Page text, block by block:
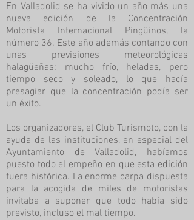
En Valladolid se ha vivido un año más una
nueva edición de la Concentración
Motorista Internacional Pingüinos, la
número 36. Este año además contando con
unas previsiones meteorológicas
halagüeñas: mucho frío, heladas, pero
tiempo seco y soleado, lo que hacía
presagiar que la concentración podía ser
un éxito.
Los organizadores, el Club Turismoto, con la
ayuda de las instituciones, en especial del
Ayuntamiento de Valladolid, habíamos
puesto todo el empeño en que esta edición
fuera histórica. La enorme carpa dispuesta
para la acogida de miles de motoristas
invitaba a suponer que todo había sido
previsto, incluso el mal tiempo.